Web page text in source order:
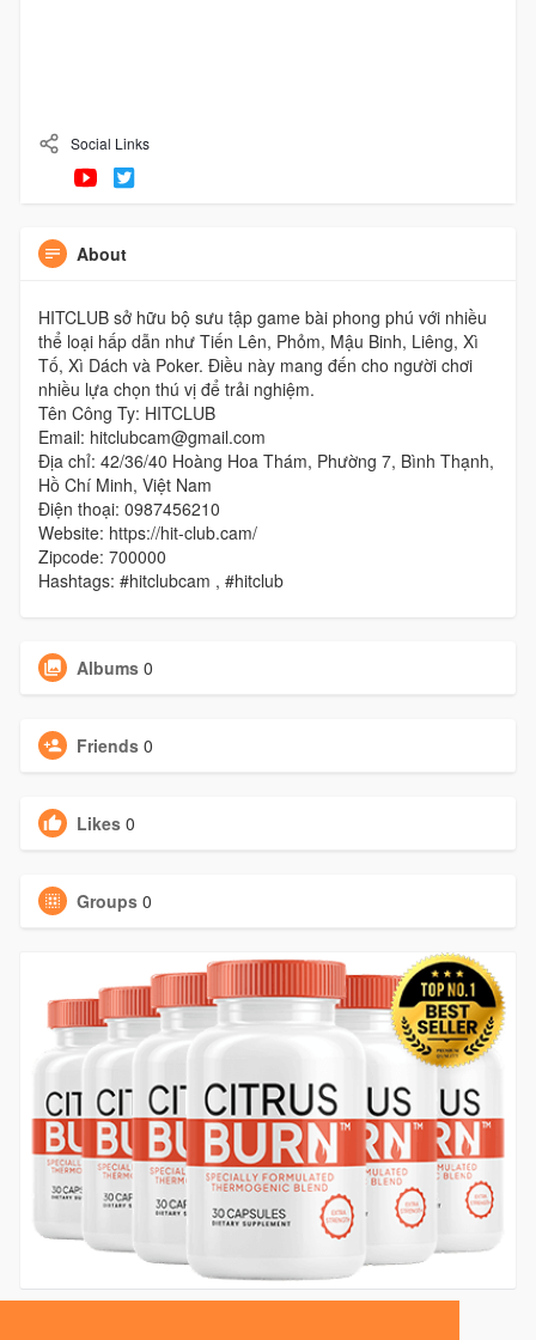
Social Links
About
HITCLUB sở hữu bộ sưu tập game bài phong phú với nhiều
thể loại hấp dẫn như Tiến Lên, Phỏm, Mậu Binh, Liêng, Xì
Tố, Xì Dách và Poker. Điều này mang đến cho người chơi
nhiều lựa chọn thú vị để trải nghiệm.
Tên Công Ty: HITCLUB
Email: hitclubcam@gmail.com
Địa chỉ: 42/36/40 Hoàng Hoa Thám, Phường 7, Bình Thạnh,
Hồ Chí Minh, Việt Nam
Điện thoại: 0987456210
Website: https://hit-club.cam/
Zipcode: 700000
Hashtags: #hitclubcam , #hitclub
Albums 0
Friends 0
Likes 0
Groups 0